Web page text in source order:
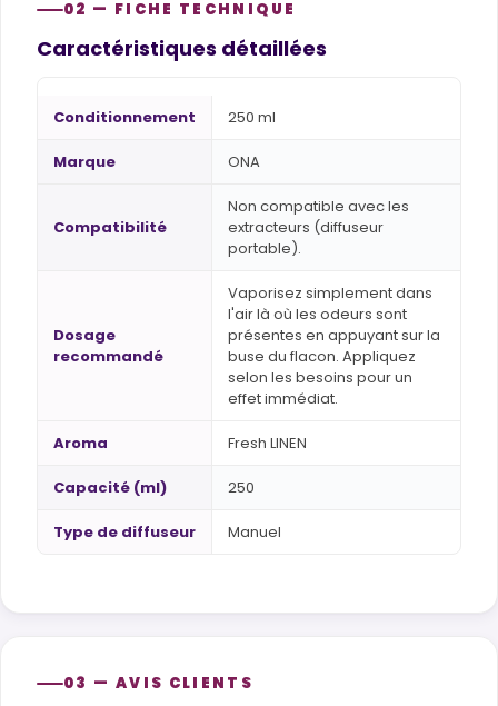
02 — FICHE TECHNIQUE
Caractéristiques détaillées
Conditionnement 250 ml
Marque ONA
Compatibilité
Non compatible avec les
extracteurs (diffuseur
portable).
Dosage
recommandé
Vaporisez simplement dans
l'air là où les odeurs sont
présentes en appuyant sur la
buse du flacon. Appliquez
selon les besoins pour un
effet immédiat.
Aroma Fresh LINEN
Capacité (ml) 250
Type de diffuseur Manuel
03 — AVIS CLIENTS